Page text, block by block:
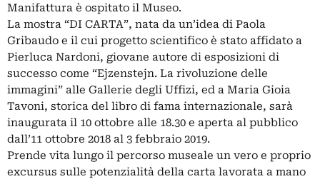
Manifattura è ospitato il Museo.
La mostra “DI CARTA”, nata da un’idea di Paola
Gribaudo e il cui progetto scientifico è stato affidato a
Pierluca Nardoni, giovane autore di esposizioni di
successo come “Ejzenstejn. La rivoluzione delle
immagini” alle Gallerie degli Uffizi, ed a Maria Gioia
Tavoni, storica del libro di fama internazionale, sarà
inaugurata il 10 ottobre alle 18.30 e aperta al pubblico
dall’11 ottobre 2018 al 3 febbraio 2019.
Prende vita lungo il percorso museale un vero e proprio
excursus sulle potenzialità della carta lavorata a mano